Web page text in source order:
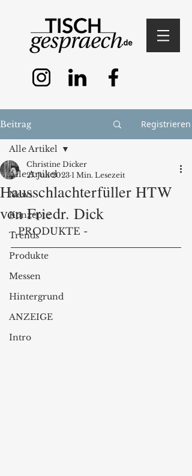
Beitrag Registrieren
Alle Artikel
News
Konzepte
Trends
Produkte
Messen
Hintergrund
ANZEIGE
Intro
Alle Artikel
Hausschlachterfüller HTW
von Friedr. Dick
Christine Dicker
27. Juli 2023 1 Min. Lesezeit
- PRODUKTE -